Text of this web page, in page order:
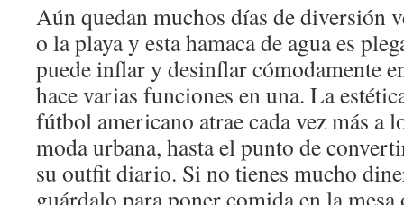
Aún quedan muchos días de diversión
o la playa y esta hamaca de agua es
puede inflar y desinflar cómodamente
hace varias funciones en una. La
fútbol americano atrae cada vez más a
moda urbana, hasta el punto de
su outfit diario. Si no tienes mucho
guárdalo para poner comida en la